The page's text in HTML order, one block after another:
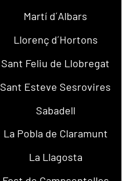
Martí d´Albars
Llorenç d´Hortons
Sant Feliu de Llobregat
Sant Esteve Sesrovires
Sabadell
La Pobla de Claramunt
La Llagosta